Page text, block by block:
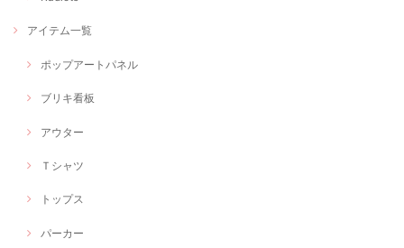
アイテム一覧
ポップアートパネル
ブリキ看板
アウター
Ｔシャツ
トップス
パーカー